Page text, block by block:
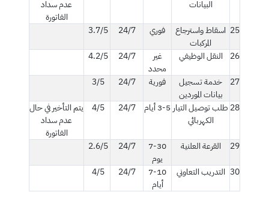
البيانات
عدم سداد
الفاتورة
25 اسقاط واسترجاع
المركبات
فوري 24/7
3.7/5
26 النقل الوظيفي
غير
محدد
24/7
4.2/5
27
خدمة تسجيل
بيانات الموردين
فورية 24/7
3/5
28 طلب توصيل التيار
الكهربائي
3-5 أيام 24/7
4/5
يتم التأخير في حال
عدم سداد
الفاتورة
29
القرعة العلنية
7-30
يوم
24/7
2.6/5
30 التدريب التعاوني
7-10
أيام
24/7
4/5